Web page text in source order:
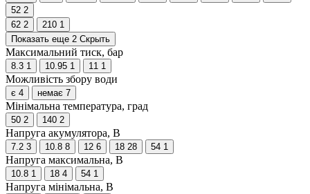
52 2
62 2 210 1
Показать еще 2 Скрыть
Максимальний тиск, бар
8.3 1 10.95 1 11 1
Можливість збору води
є 4 немає 7
Мінімальна температура, град
50 2 140 2
Напруга акумулятора, В
7.2 3 10.8 8 12 6 18 28 54 1
Напруга максимальна, В
10.8 1 18 4 54 1
Напруга мінімальна, В